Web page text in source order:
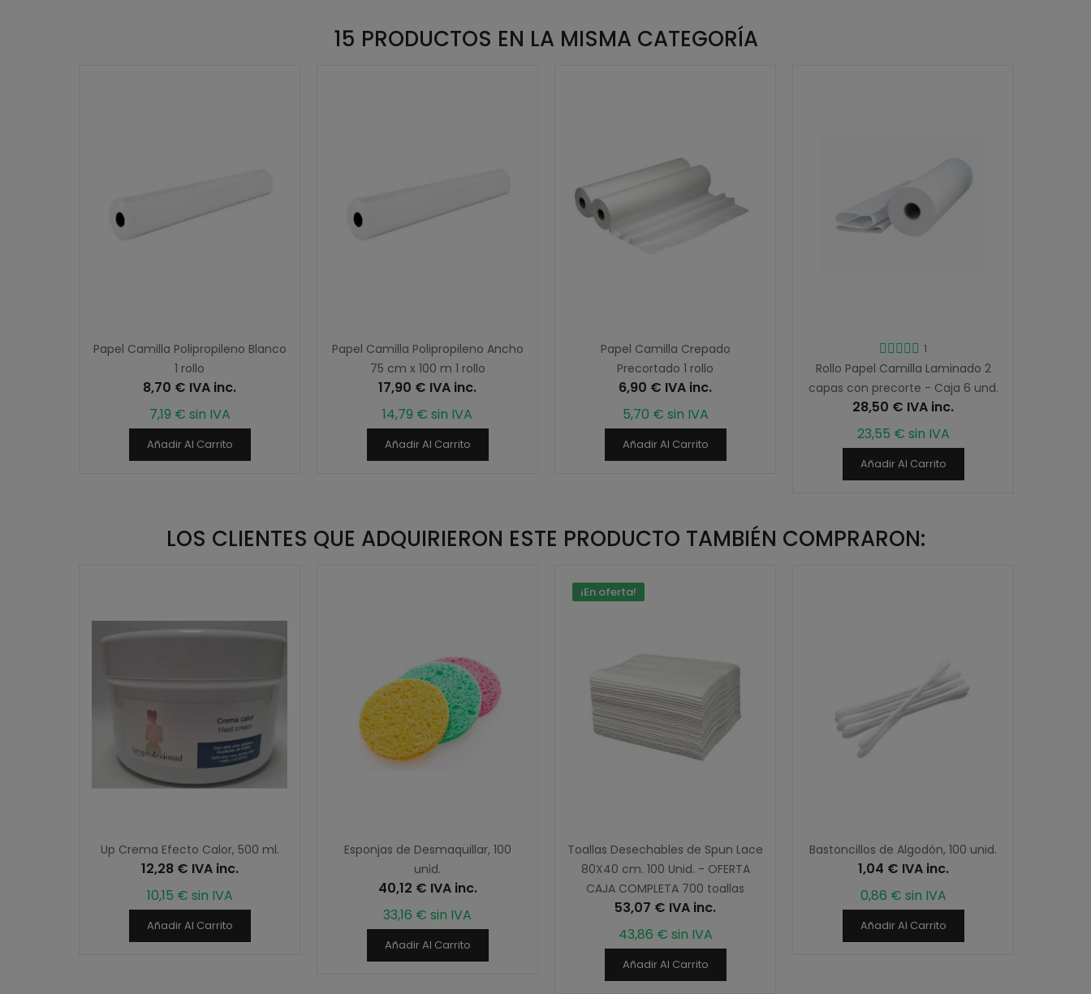
15 PRODUCTOS EN LA MISMA CATEGORÍA
Papel Camilla Polipropileno Blanco
1 rollo
8,70 € IVA inc.
7,19 € sin IVA
Añadir Al Carrito
Papel Camilla Polipropileno Ancho
75 cm x 100 m 1 rollo
17,90 € IVA inc.
14,79 € sin IVA
Añadir Al Carrito
Papel Camilla Crepado
Precortado 1 rollo
6,90 € IVA inc.
5,70 € sin IVA
Añadir Al Carrito
1
Rollo Papel Camilla Laminado 2
capas con precorte - Caja 6 und.
28,50 € IVA inc.
23,55 € sin IVA
Añadir Al Carrito
LOS CLIENTES QUE ADQUIRIERON ESTE PRODUCTO TAMBIÉN COMPRARON:
Up Crema Efecto Calor, 500 ml.
12,28 € IVA inc.
10,15 € sin IVA
Añadir Al Carrito
Esponjas de Desmaquillar, 100
unid.
40,12 € IVA inc.
33,16 € sin IVA
Añadir Al Carrito
¡En oferta!
Toallas Desechables de Spun Lace
80X40 cm. 100 Unid. - OFERTA
CAJA COMPLETA 700 toallas
53,07 € IVA inc.
43,86 € sin IVA
Añadir Al Carrito
Bastoncillos de Algodón, 100 unid.
1,04 € IVA inc.
0,86 € sin IVA
Añadir Al Carrito